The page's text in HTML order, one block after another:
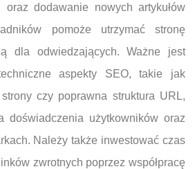
oraz dodawanie nowych artykułów
pomoże utrzymać stronę
dla odwiedzających. Ważne jest
aspekty SEO, takie jak
czy poprawna struktura URL,
doświadczenia użytkowników oraz
Należy także inwestować czas
zwrotnych poprzez współpracę